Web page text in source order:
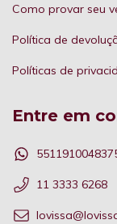
Como provar seu
Política de
Políticas de
Entre em
11 3333 6268